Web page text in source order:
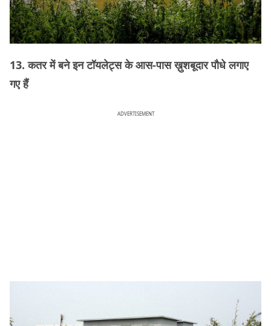
13. कतर में बने इन टॉयलेट्स के आस-पास ख़ुशबूदार पौधे लगाए
गए हैं
ADVERTISEMENT